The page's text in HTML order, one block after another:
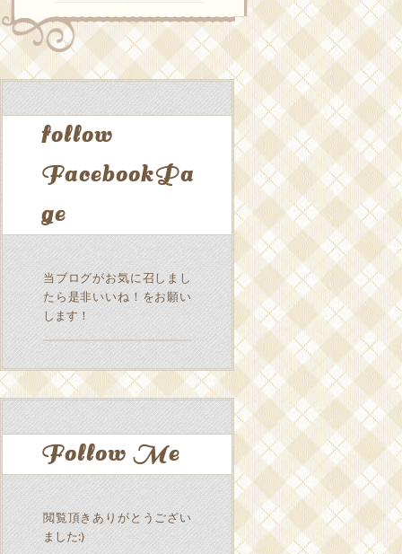
follow
FacebookPa
ge
当ブログがお気に召しまし
たら是非いいね！をお願い
します！
Follow Me
閲覧頂きありがとうござい
ました:)